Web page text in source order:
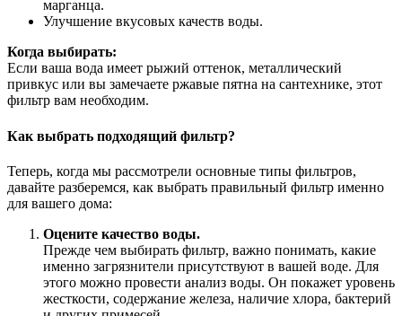
марганца.
Улучшение вкусовых качеств воды.
Когда выбирать:
Если ваша вода имеет рыжий оттенок, металлический
привкус или вы замечаете ржавые пятна на сантехнике, этот
фильтр вам необходим.
Как выбрать подходящий фильтр?
Теперь, когда мы рассмотрели основные типы фильтров,
давайте разберемся, как выбрать правильный фильтр именно
для вашего дома:
Оцените качество воды.
Прежде чем выбирать фильтр, важно понимать, какие
именно загрязнители присутствуют в вашей воде. Для
этого можно провести анализ воды. Он покажет уровень
жесткости, содержание железа, наличие хлора, бактерий